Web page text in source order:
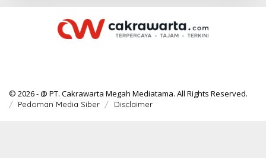
© 2026 - @ PT. Cakrawarta Megah Mediatama. All Rights Reserved.
Pedoman Media Siber Disclaimer